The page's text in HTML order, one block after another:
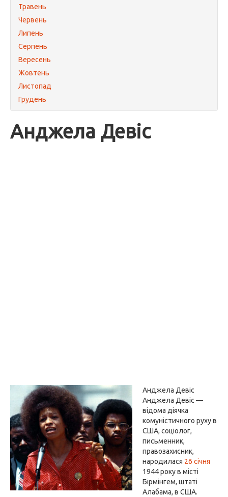
Травень
Червень
Липень
Серпень
Вересень
Жовтень
Листопад
Грудень
Анджела Девіс
Анджела Девіс
Анджела Девіс —
відома діячка
комуністичного руху в
США, соціолог,
письменник,
правозахисник,
народилася 26 січня
1944 року в місті
Бірмінгем, штаті
Алабама, в США.